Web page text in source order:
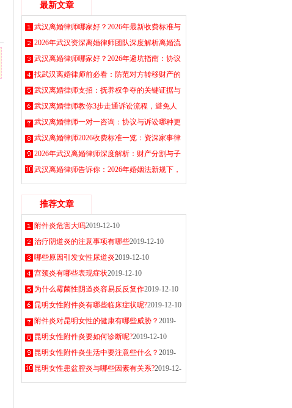
最新文章
武汉离婚律师哪家好？2026年最新收费标准与
协议离婚流程指南，专业处理财产抚养权纠纷
2026-08-06
2026年武汉资深离婚律师团队深度解析离婚流
程、财产分割与子女抚养权归属，免费咨询获
取实用策略2026-08-05
武汉离婚律师哪家好？2026年避坑指南：协议
离婚与诉讼离婚费用标准、找律师的5个关键
点必看2026-08-04
找武汉离婚律师前必看：防范对方转移财产的
紧急措施2026-08-02
武汉离婚律师支招：抚养权争夺的关键证据与
谈判技巧2026-08-01
武汉离婚律师教你3步走通诉讼流程，避免人
财两空2026-07-31
武汉离婚律师一对一咨询：协议与诉讼哪种更
适合你2026-07-30
武汉离婚律师2026收费标准一览：资深家事律
师在线解答2026-07-29
2026年武汉离婚律师深度解析：财产分割与子
女抚养的法律要点全梳理2026-07-28
武汉离婚律师告诉你：2026年婚姻法新规下，
这几类财产分割最容易被忽略2026-07-27
推荐文章
附件炎危害大吗2019-12-10
治疗阴道炎的注意事项有哪些2019-12-10
哪些原因引发女性尿道炎2019-12-10
宫颈炎有哪些表现症状2019-12-10
为什么霉菌性阴道炎容易反反复作2019-12-10
昆明女性附件炎有哪些临床症状呢?2019-12-10
附件炎对昆明女性的健康有哪些威胁？ 2019-
12-10
昆明女性附件炎要如何诊断呢?2019-12-10
昆明女性附件炎生活中要注意些什么？ 2019-
12-10
昆明女性患盆腔炎与哪些因素有关系?2019-12-
10